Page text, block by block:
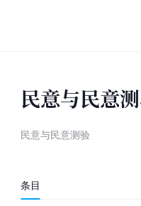
民意与民意
民意与民意测验
条目